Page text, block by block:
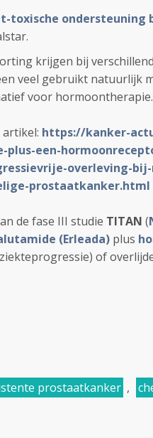
toxische ondersteuning
krijgen bij
veel gebruikt natuurlijk
voor hormoontherapie.
artikel: https://kanker-
plus-een-
overleving-
prostaatkanker.html
de fase III studie TITAN (
(Erleada) plus
of
prostaatkanker ,